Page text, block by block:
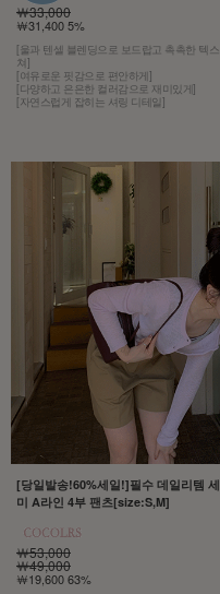
￦33,000
￦31,400 5%
[울과 텐셀 블렌딩으로 보드랍고 촉촉한 텍스
쳐]
[여유로운 핏감으로 편안하게]
[다양하고 은은한 컬러감으로 재미있게]
[자연스럽게 잡히는 셔링 디테일]
[당일발송!60%세일!]필수 데일리템 세
미 A라인 4부 팬츠[size:S,M]
￦53,000
￦49,000
￦19,600 63%